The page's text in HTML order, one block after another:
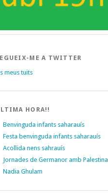
ME A TWITTER
meus tuits
HORA!!
Benvinguda infants saharauís
Festa benvinguda infants saharauís
Acollida nens sahrauís
Jornades de Germanor amb Palestina
Nadia Ghulam